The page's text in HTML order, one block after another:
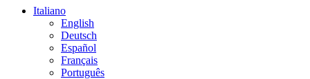
Italiano
English
Deutsch
Español
Français
Português